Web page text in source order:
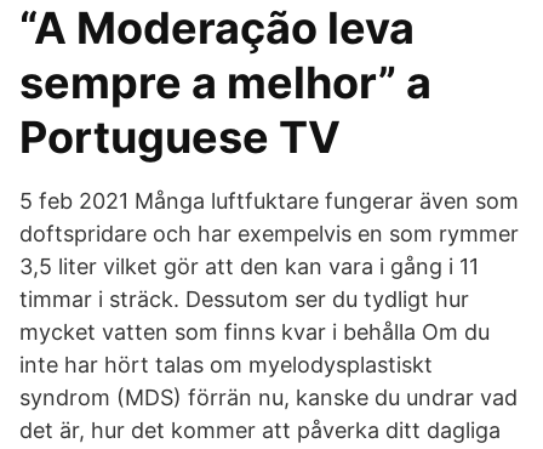
“A Moderação leva
sempre a melhor” a
Portuguese TV
5 feb 2021 Många luftfuktare fungerar även som
doftspridare och har exempelvis en som rymmer
3,5 liter vilket gör att den kan vara i gång i 11
timmar i sträck. Dessutom ser du tydligt hur
mycket vatten som finns kvar i behålla Om du
inte har hört talas om myelodysplastiskt
syndrom (MDS) förrän nu, kanske du undrar vad
det är, hur det kommer att påverka ditt dagliga